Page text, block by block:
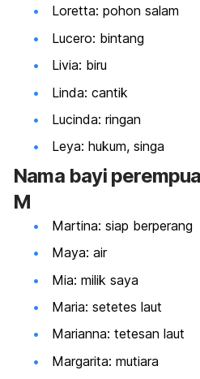
Loretta: pohon salam
Lucero: bintang
Livia: biru
Linda: cantik
Lucinda: ringan
Leya: hukum, singa
Nama bayi
M
Martina: siap berperang
Maya: air
Mia: milik saya
Maria: setetes laut
Marianna: tetesan laut
Margarita: mutiara